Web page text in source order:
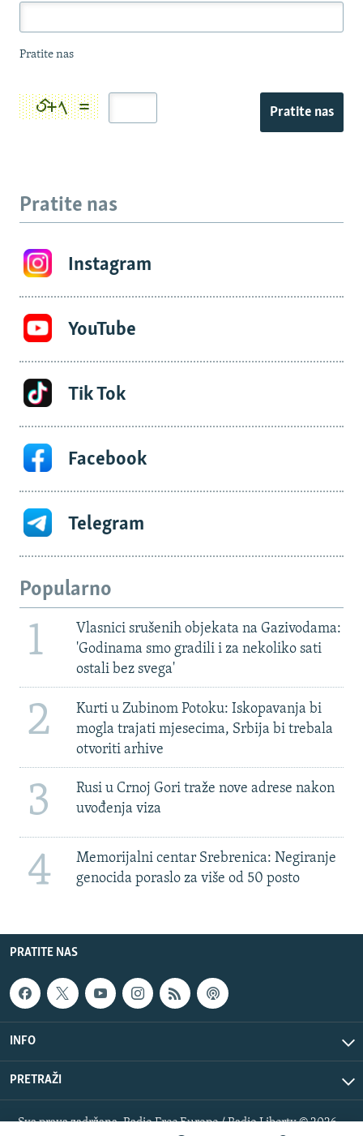
Pratite nas
Pratite nas
Pratite nas
Instagram
YouTube
Tik Tok
Facebook
Telegram
Popularno
1
Vlasnici srušenih objekata na Gazivodama:
'Godinama smo gradili i za nekoliko sati
ostali bez svega'
2
Kurti u Zubinom Potoku: Iskopavanja bi
mogla trajati mjesecima, Srbija bi trebala
otvoriti arhive
3
Rusi u Crnoj Gori traže nove adrese nakon
uvođenja viza
4
Memorijalni centar Srebrenica: Negiranje
genocida poraslo za više od 50 posto
PRATITE NAS
INFO
PRETRAŽI
Sva prava zadržana. Radio Free Europe / Radio Liberty © 2026